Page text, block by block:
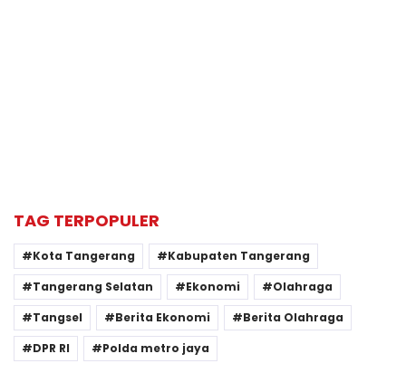
TAG TERPOPULER
Kota Tangerang
Kabupaten Tangerang
Tangerang Selatan
Ekonomi
Olahraga
Tangsel
Berita Ekonomi
Berita Olahraga
DPR RI
Polda metro jaya